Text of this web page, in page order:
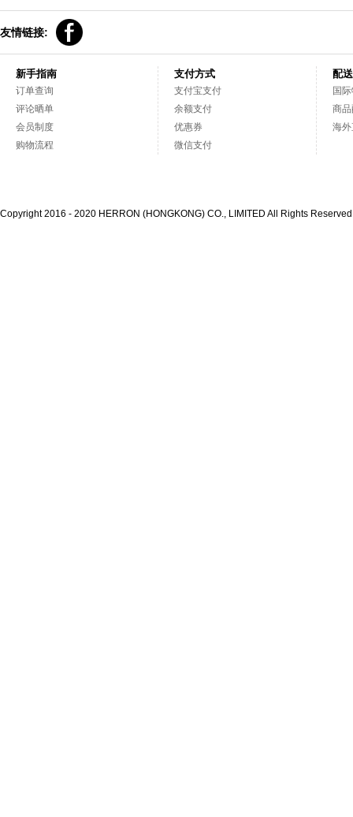
友情链接:
新手指南
订单查询
评论晒单
会员制度
购物流程
支付方式
支付宝支付
余额支付
优惠券
微信支付
配
国
商
海
Copyright 2016 - 2020 HERRON (HONGKONG) CO., LIMITED All Rights